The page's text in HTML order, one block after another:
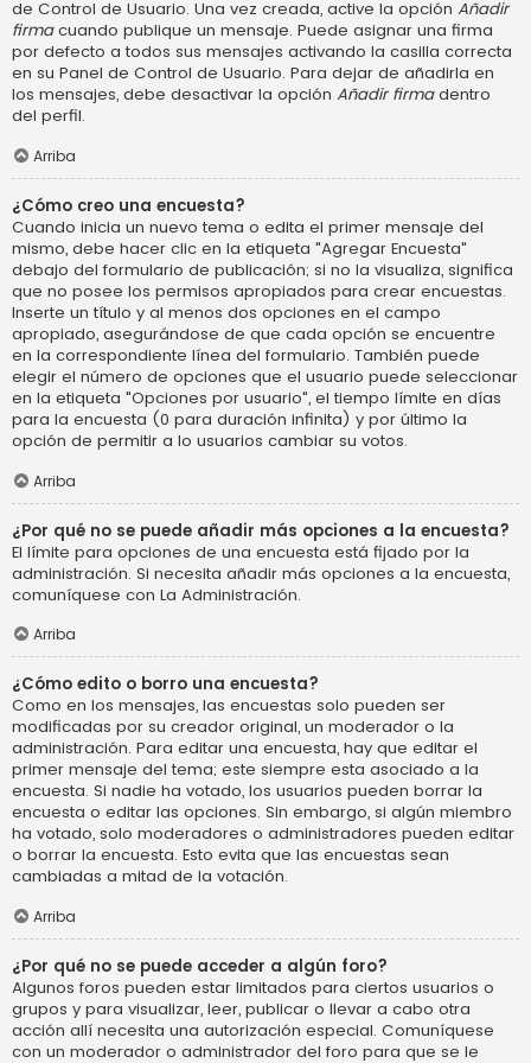
de Control de Usuario. Una vez creada, active la opción Añadir
firmacuando publique un mensaje. Puede asignar una firma
por defecto a todos sus mensajes activando la casilla correcta
en su Panel de Control de Usuario. Para dejar de añadirla en
los mensajes, debe desactivar la opción Añadir firmadentro
del perfil.
Arriba
¿Cómo creo una encuesta?
Cuando inicia un nuevo tema o edita el primer mensaje del
mismo, debe hacer clic en la etiqueta "Agregar Encuesta"
debajo del formulario de publicación; si no la visualiza, significa
que no posee los permisos apropiados para crear encuestas.
Inserte un título y al menos dos opciones en el campo
apropiado, asegurándose de que cada opción se encuentre
en la correspondiente línea del formulario. También puede
elegir el número de opciones que el usuario puede seleccionar
en la etiqueta "Opciones por usuario", el tiempo límite en días
para la encuesta (0 para duración infinita) y por último la
opción de permitir a lo usuarios cambiar su votos.
Arriba
¿Por qué no se puede añadir más opciones a la encuesta?
El límite para opciones de una encuesta está fijado por la
administración. Si necesita añadir más opciones a la encuesta,
comuníquese con La Administración.
Arriba
¿Cómo edito o borro una encuesta?
Como en los mensajes, las encuestas solo pueden ser
modificadas por su creador original, un moderador o la
administración. Para editar una encuesta, hay que editar el
primer mensaje del tema; este siempre esta asociado a la
encuesta. Si nadie ha votado, los usuarios pueden borrar la
encuesta o editar las opciones. Sin embargo, si algún miembro
ha votado, solo moderadores o administradores pueden editar
o borrar la encuesta. Esto evita que las encuestas sean
cambiadas a mitad de la votación.
Arriba
¿Por qué no se puede acceder a algún foro?
Algunos foros pueden estar limitados para ciertos usuarios o
grupos y para visualizar, leer, publicar o llevar a cabo otra
acción allí necesita una autorización especial. Comuníquese
con un moderador o administrador del foro para que se le